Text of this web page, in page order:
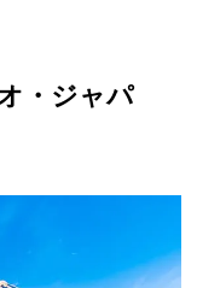
・ジャパ